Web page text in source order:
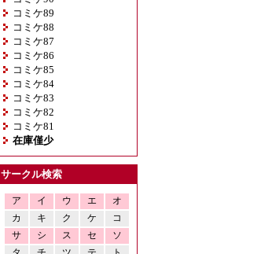
コミケ89
コミケ88
コミケ87
コミケ86
コミケ85
コミケ84
コミケ83
コミケ82
コミケ81
在庫僅少
サークル検索
ア イ ウ エ
オ
カ
キ ク ケ
コ
サ
シ ス セ
ソ